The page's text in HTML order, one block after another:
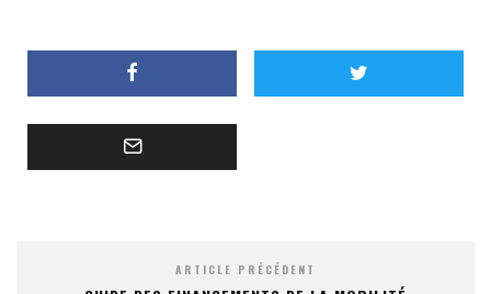
ARTICLE PRÉCÉDENT